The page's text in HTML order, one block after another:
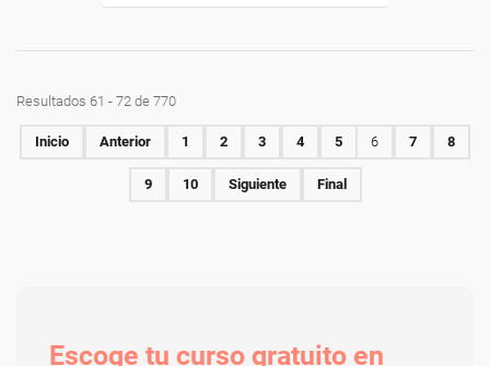
Resultados 61 - 72 de 770
Inicio Anterior 1 2 3 4 5 6 7 8
9 10 Siguiente Final
Escoge tu curso gratuito en